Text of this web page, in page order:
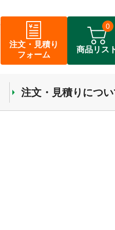
注文・見積り
フォーム
商品リス
0
注文・見積りにつ